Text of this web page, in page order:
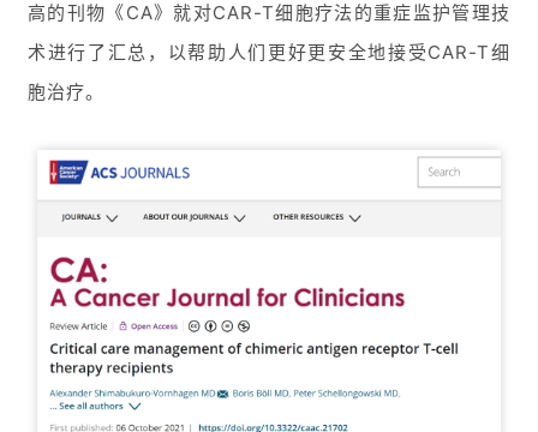
高的刊物《CA》就对CAR-T细胞疗法的重症监护管理技
术进行了汇总，以帮助人们更好更安全地接受CAR-T细
胞治疗。